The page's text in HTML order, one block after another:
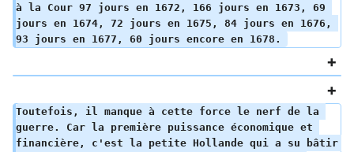
à la Cour 97 jours en 1672, 166 jours en 1673, 69
jours en 1674, 72 jours en 1675, 84 jours en 1676,
93 jours en 1677, 60 jours encore en 1678.
Toutefois, il manque à cette force le nerf de la
guerre. Car la première puissance économique et
financière, c'est la petite Hollande qui a su bâtir